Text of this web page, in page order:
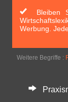
Bleiben
Werbung.
Weitere Begriffe :